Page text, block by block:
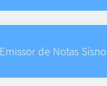
Emissor de Notas Sisno